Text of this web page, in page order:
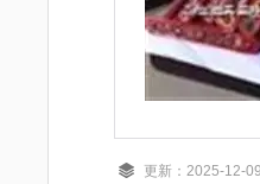
更新： 2025-12-09